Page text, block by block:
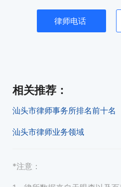
律师电话
相关推荐 ：
汕头市律师事务所排名前十名
汕头市律师业务领域
*注意：